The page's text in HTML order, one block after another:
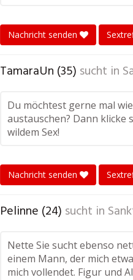
Nachricht senden
TamaraUn (35) sucht in
Du möchtest gerne mal
austauschen? Dann klicke
wildem Sex!
Nachricht senden
Pelinne (24) sucht in
Nette Sie sucht ebenso
einem Mann, der mich
mich vollendet. Figur und